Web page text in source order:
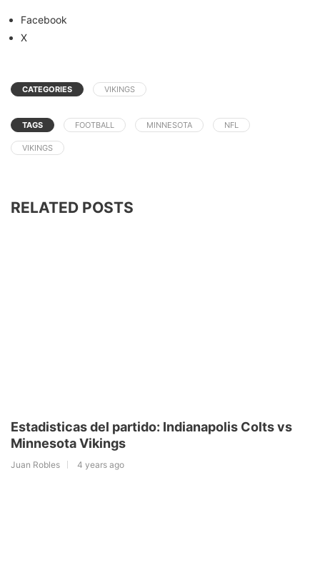
Facebook
X
CATEGORIES VIKINGS
TAGS FOOTBALL MINNESOTA NFL
VIKINGS
RELATED POSTS
Estadisticas del partido: Indianapolis Colts vs
Minnesota Vikings
Juan Robles 4 years ago